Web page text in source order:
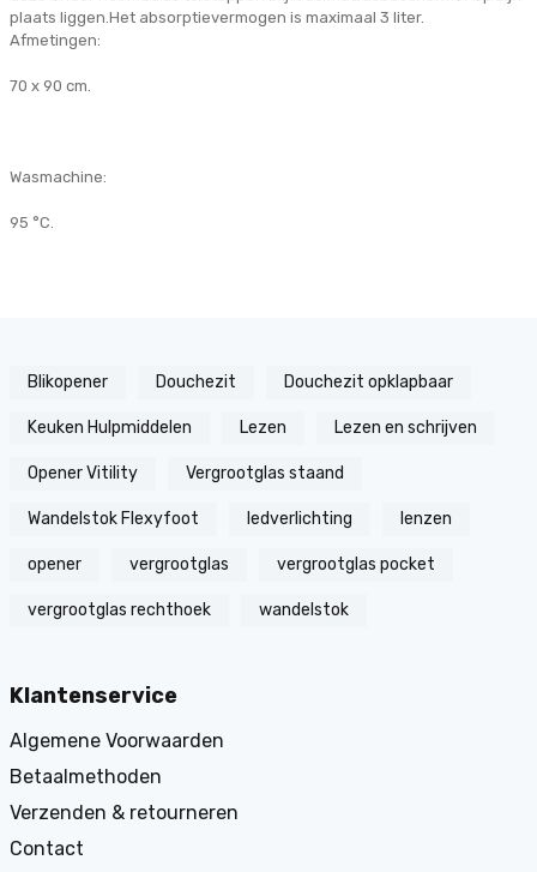
plaats liggen.Het absorptievermogen is maximaal 3 liter.
Afmetingen:
70 x 90 cm.
Wasmachine:
95 °C.
Blikopener Douchezit Douchezit opklapbaar
Keuken Hulpmiddelen Lezen Lezen en schrijven
Opener Vitility Vergrootglas staand
Wandelstok Flexyfoot ledverlichting lenzen
opener vergrootglas vergrootglas pocket
vergrootglas rechthoek wandelstok
Klantenservice
Algemene Voorwaarden
Betaalmethoden
Verzenden & retourneren
Contact